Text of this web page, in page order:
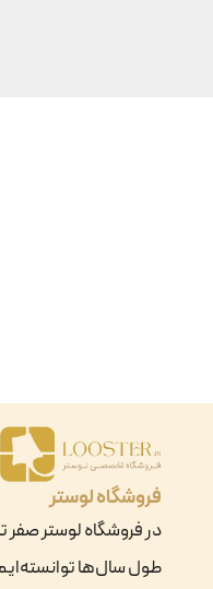
فروشگاه لوستر
در فروشگاه لوستر صفر
طول سال‌ها